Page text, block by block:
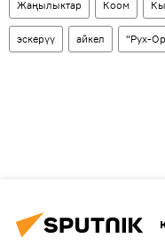
Жаңылыктар Коом
эскерүү айкел "Рух-